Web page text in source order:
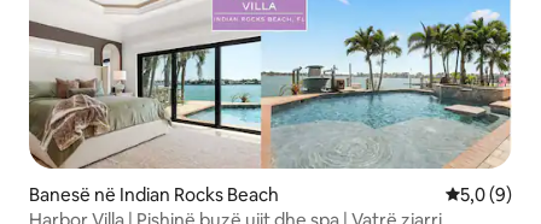
Banesë në Indian Rocks Beach Vlerësimi
5,0 (9)
Harbor Villa | Pishinë buzë ujit dhe spa | Vatrë zjarri